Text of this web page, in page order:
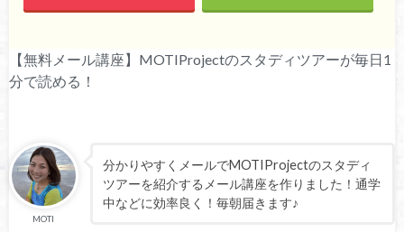
【無料メール講座】MOTIProjectのスタディツアーが毎日1
分で読める！
MOTI
分かりやすくメールでMOTIProjectのスタディ
ツアーを紹介するメール講座を作りました！通学
中などに効率良く！毎朝届きます♪